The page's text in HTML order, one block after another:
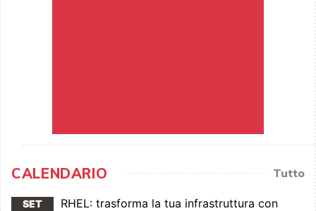
CALENDARIO Tutto
SET
RHEL: trasforma la tua infrastruttura con